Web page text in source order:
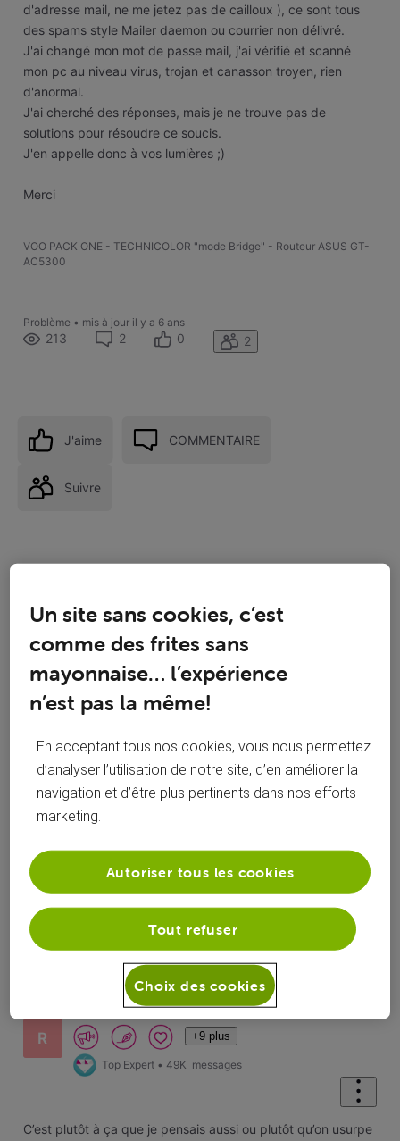
d'adresse mail, ne me jetez pas de cailloux ), ce sont tous
des spams style Mailer daemon ou courrier non délivré.
J'ai changé mon mot de passe mail, j'ai vérifié et scanné
mon pc au niveau virus, trojan et canasson troyen, rien
d'anormal.
J'ai cherché des réponses, mais je ne trouve pas de
solutions pour résoudre ce soucis.
J'en appelle donc à vos lumières ;)
Merci
VOO PACK ONE - TECHNICOLOR "mode Bridge" - Routeur ASUS GT-
AC5300
Problème • mis à jour il y a 6 ans
213 2 0 2
J'aime COMMENTAIRE
Suivre
Réponses
Oldest First
Selected
Solution acceptée
R
roylion15
+9 plus
Top Expert • 49K messages
C’est plutôt à ça que je pensais aussi ou plutôt qu’on usurpe
Un site sans cookies, c’est
comme des frites sans
mayonnaise… l’expérience
n’est pas la même!
En acceptant tous nos cookies, vous nous permettez
d’analyser l’utilisation de notre site, d’en améliorer la
navigation et d’être plus pertinents dans nos efforts
marketing.
Tout refuser
Autoriser tous les cookies
Choix des cookies